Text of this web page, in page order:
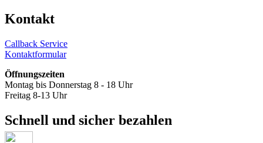
Kontakt
Callback Service
Kontaktformular
Öffnungszeiten
Montag bis Donnerstag 8 - 18 Uhr
Freitag 8-13 Uhr
Schnell und sicher bezahlen